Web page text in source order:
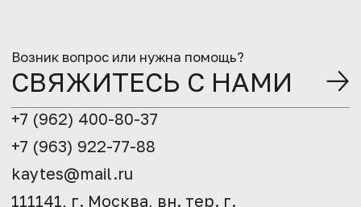
Возник вопрос или нужна помощь?
СВЯЖИТЕСЬ С НАМИ
+7 (962) 400-80-37
+7 (963) 922-77-88
kaytes@mail.ru
111141, г. Москва, вн. тер. г.